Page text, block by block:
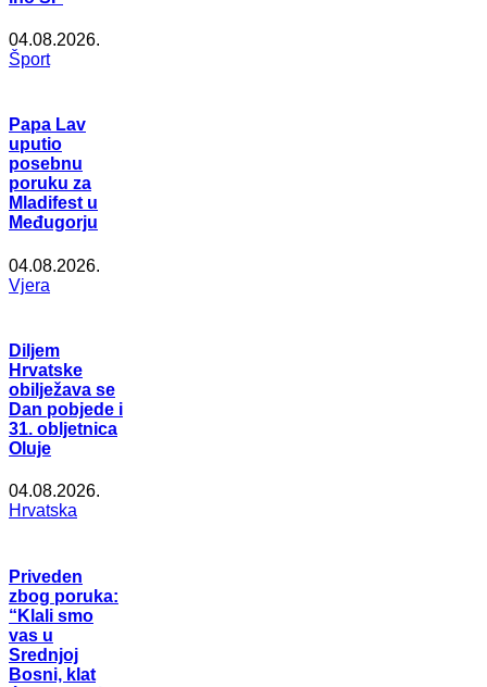
04.08.2026.
Šport
Papa Lav
uputio
posebnu
poruku za
Mladifest u
Međugorju
04.08.2026.
Vjera
Diljem
Hrvatske
obilježava se
Dan pobjede i
31. obljetnica
Oluje
04.08.2026.
Hrvatska
Priveden
zbog poruka:
“Klali smo
vas u
Srednjoj
Bosni, klat